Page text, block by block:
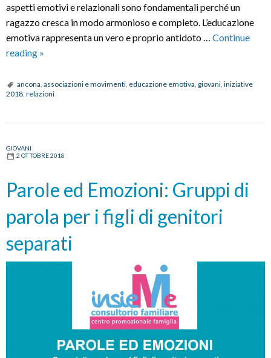
aspetti emotivi e relazionali sono fondamentali perché un
ragazzo cresca in modo armonioso e completo. L’educazione
emotiva rappresenta un vero e proprio antidoto … Continue
reading Le
incontri
con
»
ancona associazioni e movimenti educazione emotiva giovani iniziative
2018 relazioni
GIOVANI
2 OTTOBRE 2018
Parole ed Emozioni: Gruppi di
parola per i figli di genitori
separati